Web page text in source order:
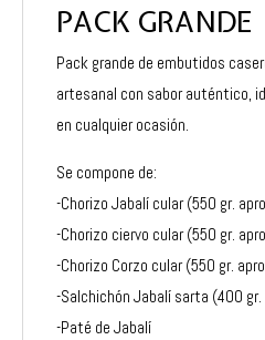
PACK GRANDE
Pack grande de embutidos
artesanal con sabor auténtico,
en cualquier ocasión.
Se compone de:
-Chorizo Jabalí cular (550 gr.
-Chorizo ciervo cular (550 gr.
-Chorizo Corzo cular (550 gr.
-Salchichón Jabalí sarta (400 gr.
-Paté de Jabalí